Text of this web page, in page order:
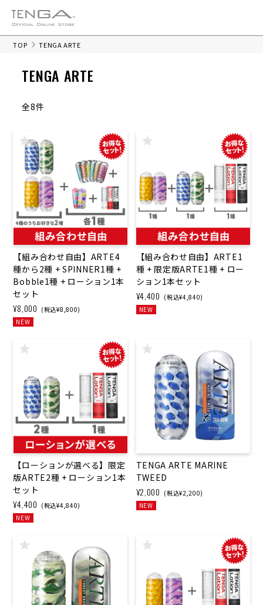
TOP TENGA ARTE
TENGA ARTE
全8件
【組み合わせ自由】ARTE4
種から2種 + SPINNER1種 +
Bobble1種 + ローション1本
セット
¥8,000 (税込¥8,800)
NEW
【組み合わせ自由】ARTE1
種 + 限定版ARTE1種 + ロー
ション1本セット
¥4,400 (税込¥4,840)
NEW
【ローションが選べる】限定
版ARTE2種 + ローション1本
セット
¥4,400 (税込¥4,840)
NEW
TENGA ARTE MARINE
TWEED
¥2,000 (税込¥2,200)
NEW